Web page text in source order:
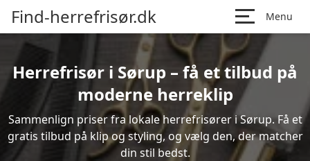
Find-herrefrisør.dk Menu
Herrefrisør i Sørup – få et tilbud på
moderne herreklip
Sammenlign priser fra lokale herrefrisører i Sørup. Få et
gratis tilbud på klip og styling, og vælg den, der matcher
din stil bedst.